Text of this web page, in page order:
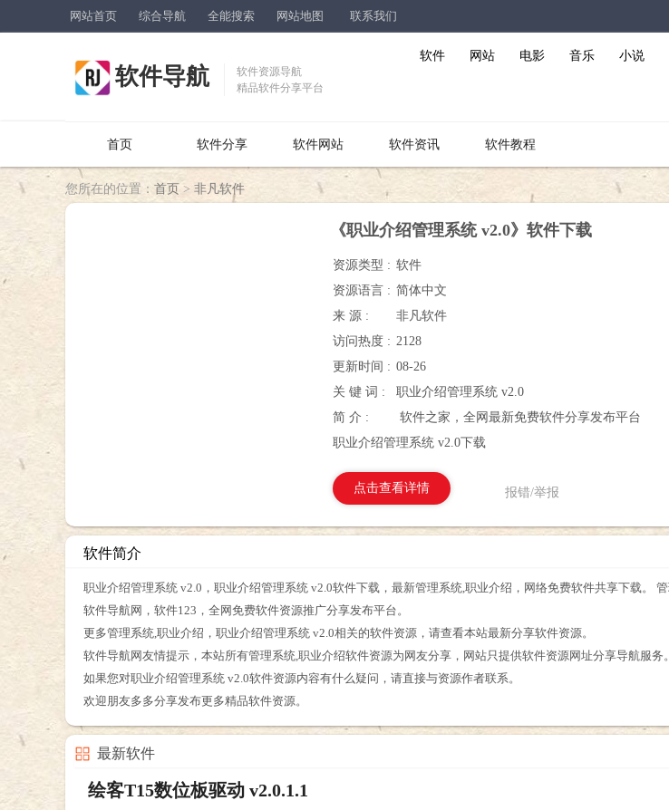
网站首页 综合导航 全能搜索 网站地图 联系我们
软件导航
软件资源导航
精品软件分享平台
软件 网站 电影 音乐 小说
首页 软件分享 软件网站 软件资讯 软件教程
您所在的位置： 首页 > 非凡软件
《职业介绍管理系统 v2.0》软件下载
资源类型 : 软件
资源语言 : 简体中文
来 源 :
非凡软件
访问热度 : 2128
更新时间 : 08-26
关 键 词 :
职业介绍管理系统 v2.0
简 介 :
软件之家，全网最新免费软件分享发布平台
职业介绍管理系统 v2.0下载
点击查看详情 报错/举报
软件简介
职业介绍管理系统 v2.0，职业介绍管理系统 v2.0软件下载，最新管理系统,职业介绍，网络免费软件共享下载。
软件导航网，软件123，全网免费软件资源推广分享发布平台。
更多管理系统,职业介绍，职业介绍管理系统 v2.0相关的软件资源，请查看本站最新分享软件资源。
软件导航网友情提示，本站所有管理系统,职业介绍软件资源为网友分享，网站只提供软件资源网址分享导航服务。
如果您对职业介绍管理系统 v2.0软件资源内容有什么疑问，请直接与资源作者联系。
欢迎朋友多多分享发布更多精品软件资源。
最新软件
绘客T15数位板驱动 v2.0.1.1